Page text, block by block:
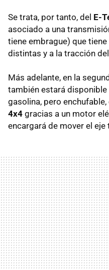
Se trata, por tanto, del E-
asociado a una
tiene embrague) que
distintas y a la tracción
Más adelante, en la
también estará
gasolina, pero enchufable,
4x4 gracias a un motor
encargará de mover el eje